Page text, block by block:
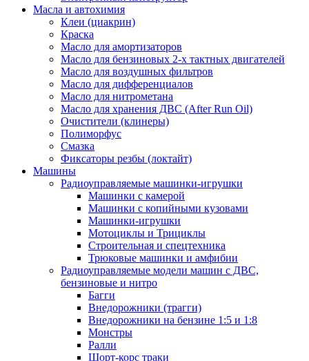
Масла и автохимия
Клеи (циакрин)
Краска
Масло для амортизаторов
Масло для бензиновых 2-х тактных двигателей
Масло для воздушных фильтров
Масло для дифференциалов
Масло для нитрометана
Масло для хранения ДВС (After Run Oil)
Очистители (клинеры)
Полиморфус
Смазка
Фиксаторы резбы (локтайт)
Машины
Радиоуправляемые машинки-игрушки
Машинки с камерой
Машинки с копийными кузовами
Машинки-игрушки
Мотоциклы и Трициклы
Строительная и спецтехника
Трюковые машинки и амфибии
Радиоуправляемые модели машин с ДВС,
бензиновые и нитро
Багги
Внедорожники (трагги)
Внедорожники на бензине 1:5 и 1:8
Монстры
Ралли
Шорт-корс траки